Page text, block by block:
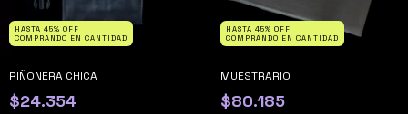
HASTA 45% OFF
COMPRANDO EN CANTIDAD
RIÑONERA CHICA
$24.354
HASTA 45% OFF
COMPRANDO EN CANTIDAD
MUESTRARIO
$80.185